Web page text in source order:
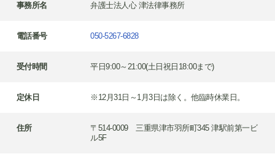
事務所名 弁護士法人心 津法律事務所
電話番号 050-5267-6828
受付時間 平日9:00～21:00(土日祝日18:00まで)
定休日 ※12月31日～1月3日は除く。他臨時休業日。
住所
〒514-0009 三重県津市羽所町345 津駅前第一ビ
ル5F